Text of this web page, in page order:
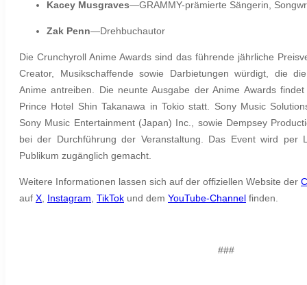
Kacey Musgraves—GRAMMY-prämierte Sängerin,
Zak Penn—Drehbuchautor
Die Crunchyroll Anime Awards sind das führende jährliche
Creator, Musikschaffende sowie Darbietungen würdigt, die
Anime antreiben. Die neunte Ausgabe der Anime Awards
Prince Hotel Shin Takanawa in Tokio statt. Sony Music
Sony Music Entertainment (Japan) Inc., sowie Dempsey
bei der Durchführung der Veranstaltung. Das Event wird per
Publikum zugänglich gemacht.
Weitere Informationen lassen sich auf der offiziellen Website der
auf X Instagram TikTok und dem YouTube-Channel finden.
###